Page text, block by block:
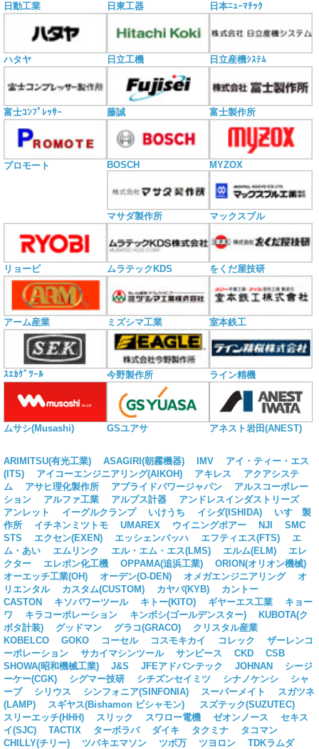
日動工業 日東工器 日本ﾆｭｰﾏﾁｯｸ
ハタヤ 日立工機 日立産機ｼｽﾃﾑ
富士ｺﾝﾌﾟﾚｯｻｰ 藤誠 富士製作所
プロモート BOSCH MYZOX
マサダ製作所 マックスブル
リョービ ムラテックKDS をくだ屋技研
アーム産業 ミズシマ工業 室本鉄工
ｽｴｶｹﾞﾂｰﾙ 今野製作所 ライン精機
ムサシ(Musashi) GSユアサ アネスト岩田(ANEST)
ARIMITSU(有光工業) ASAGIRI(朝霧機器) IMV
アイ・ティー・エス
(ITS)
アイコーエンジニアリング(AIKOH) アキレス
アクアシステ
ム
アサヒ理化製作所 アプライドパワージャパン
アルスコーポレー
ション
アルファ工業 アルプス計器
アンドレスインダストリーズ
アンレット
イーグルクランプ いけうち イシダ(ISHIDA)
いすゞ製
作所
イチネンミツトモ UMAREX ウイニングボアー NJI
SMC
STS
エクセン(EXEN) エッシェンバッハ エフティエス(FTS)
エ
ム・あい
エムリンク エル・エム・エス(LMS) エルム(ELM)
エレ
クター
エレポン化工機 OPPAMA(追浜工業)
ORION(オリオン機械)
オーエッチ工業(OH)
オーデン(O-DEN) オメガエンジニアリング
オ
リエンタル
カスタム(CUSTOM) カヤバ(KYB)
カントー
CASTON
キソパワーツール キトー(KITO) ギヤーエス工業
キョー
ワ
キラコーポレーション キンボシ(ゴールデンスター)
KUBOTA(ク
ボタ計装)
グッドマン グラコ(GRACO)
クリスタル産業
KOBELCO
GOKO コーセル コスモキカイ コレック
ザーレンコ
ーポレーション
サカイマシンツール サンピース CKD
CSB
SHOWA(昭和機械工業)
J&S JFEアドバンテック JOHNAN
シージ
ーケー(CGK)
シグマー技研 シチズンセイミツ シナノケンシ
シャ
ープ
シリウス シンフォニア(SINFONIA) スーパーメイト
スガツネ
(LAMP)
スギヤス(Bishamon ビシャモン)
スズテック(SUZUTEC)
スリーエッチ(HHH)
スリック スワロー電機 ゼオンノース
セキス
イ(SJC)
TACTIX ターボラバ ダイキ タクミナ
タコマン
CHILLY(チリー)
ツバキエマソン ツボ万 ツヨロン TDKラムダ